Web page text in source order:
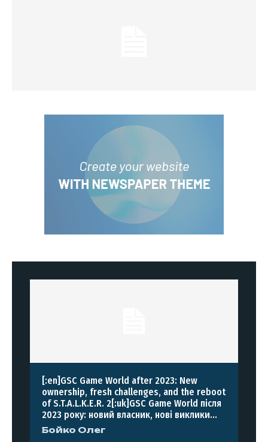
[:en]GSC Game World after 2023: New
ownership, fresh challenges, and the reboot
of S.T.A.L.K.E.R. 2[:uk]GSC Game World після
2023 року: новий власник, нові виклики...
Бойко Олег